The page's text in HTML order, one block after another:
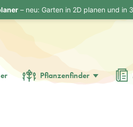
Pflanzenfinder
– neu: Garten in 2D planen und in